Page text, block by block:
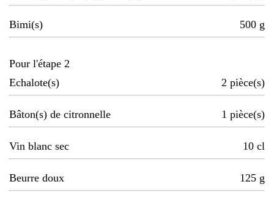
Bimi(s) 500 g
Pour l'étape 2
Echalote(s)
2 pièce(s)
Bâton(s) de citronnelle 1 pièce(s)
Vin blanc sec 10 cl
Beurre doux 125 g